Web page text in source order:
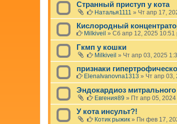
Странный приступ у кота
Наталья1111 » Чт апр 17,
Кислородный
Milkiveil » Сб апр 12, 2025 10:51
Гкмп у кошки
Milkiveil » Чт апр 03, 2025
признаки
ElenaIvanovna1313 » Чт апр 03,
Эндокардиоз
Евгения89 » Пт апр 05,
У кота инсульт?!
Котик рыжик » Пн фев 17,